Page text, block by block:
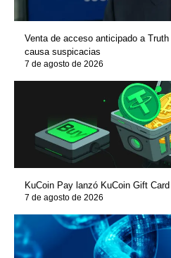
Venta de acceso anticipado a
causa suspicacias
7 de agosto de 2026
KuCoin Pay lanzó KuCoin Gift Card
7 de agosto de 2026